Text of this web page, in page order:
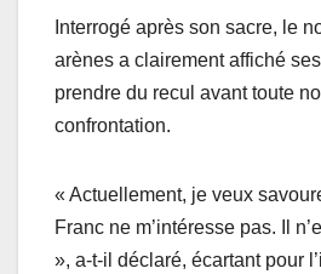
Interrogé après son sacre, le
arènes a clairement affiché
prendre du recul avant toute
confrontation.
« Actuellement, je veux
Franc ne m’intéresse pas. Il
», a-t-il déclaré, écartant pour